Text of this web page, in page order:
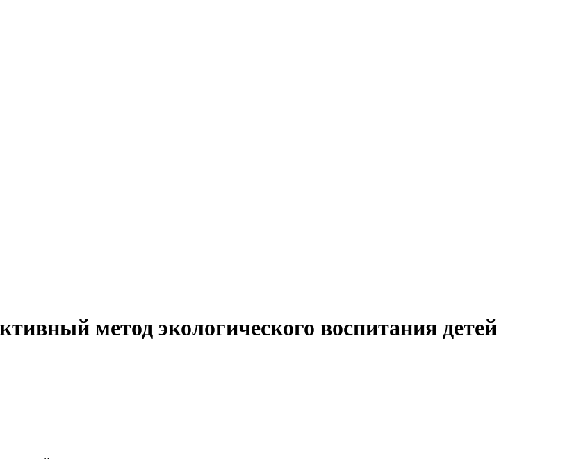
метод экологического воспитания детей